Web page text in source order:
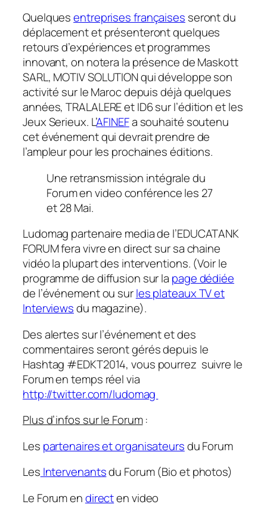
Quelquesentreprises françaises seront du
déplacement et présenteront quelques
retours d’expériences et programmes
innovant, on notera la présence de Maskott
SARL, MOTIV SOLUTION qui développe son
activité sur le Maroc depuis déjà quelques
années, TRALALERE et ID6 sur l’édition et les
Jeux Serieux. L’AFINEFa souhaité soutenu
cet événement qui devrait prendre de
l’ampleur pour les prochaines éditions.
Une retransmission intégrale du
Forum en video conférence les 27
et 28 Mai.
Ludomag partenaire media de l’EDUCATANK
FORUM fera vivre en direct sur sa chaine
vidéo la plupart des interventions. (Voir le
programme de diffusion sur la page dédiée
de l’événement ou surles plateaux TV et
Interviewsdu magazine).
Des alertes sur l’événement et des
commentaires seront gérés depuis le
Hashtag #EDKT2014, vous pourrez suivre le
Forum en temps réel via
http://twitter.com/ludomag
Plus d’infos sur le Forum:
Les partenaires et organisateursdu Forum
Les Intervenantsdu Forum (Bio et photos)
Le Forum endirecten video